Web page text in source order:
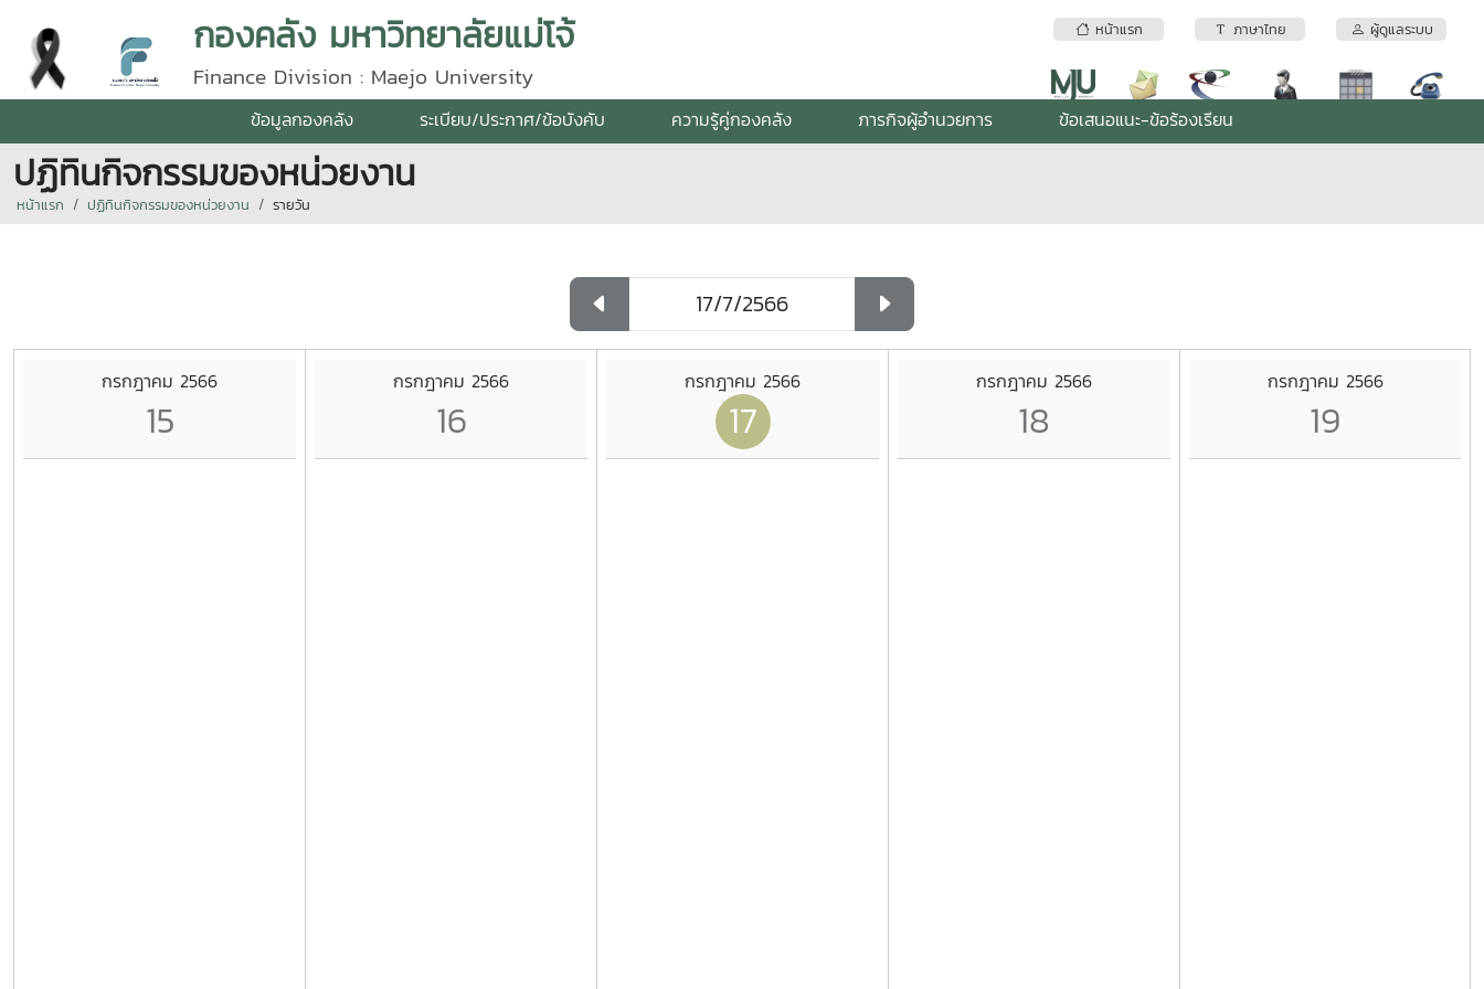
หน้าแรก ภาษาไทย ผู้ดูแลระบบ
กองคลัง มหาวิทยาลัยแม่โจ้
Finance Division : Maejo University
ข้อมูลกองคลัง ระเบียบ/ประกาศ/ข้อบังคับ ความรู้คู่กองคลัง ภารกิจผู้อำนวยการ ข้อเสนอแนะ-ข้อร้องเรียน
ปฏิทินกิจกรรมของหน่วยงาน
หน้าแรก ปฏิทินกิจกรรมของหน่วยงาน รายวัน
กรกฎาคม 2566
15
กรกฎาคม 2566
16
กรกฎาคม 2566
17
กรกฎาคม 2566
18
กรกฎาคม 2566
19